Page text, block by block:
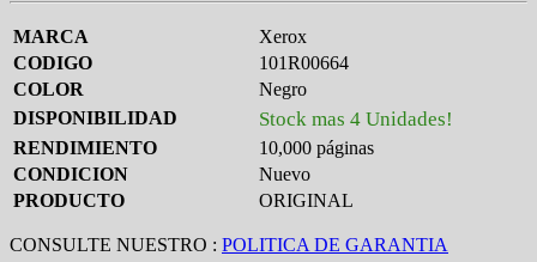
MARCA
Xerox
CODIGO
101R00664
COLOR
Negro
DISPONIBILIDAD
Stock mas 4 Unidades!
RENDIMIENTO
10,000 páginas
CONDICION
Nuevo
PRODUCTO
ORIGINAL
CONSULTE NUESTRO : POLITICA DE GARANTIA